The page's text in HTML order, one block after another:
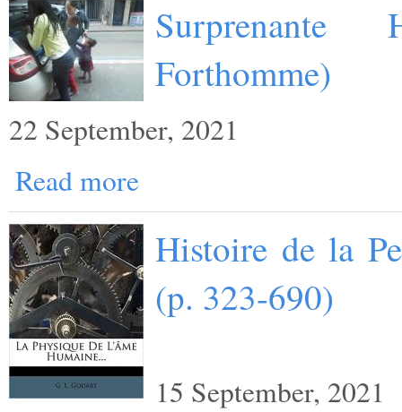
Surprenante
Forthomme)
22 September, 2021
Read more
Histoire de la
(p. 323-690)
15 September, 2021